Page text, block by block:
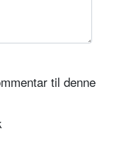
til denne